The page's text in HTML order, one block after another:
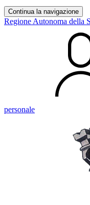
Continua la navigazione
Regione Autonoma della
personale